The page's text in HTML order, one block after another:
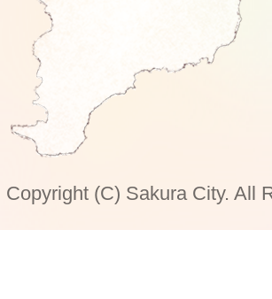
Copyright (C) Sakura City. All